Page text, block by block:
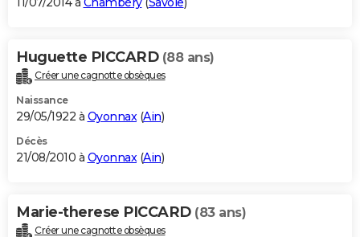
Huguette PICCARD (88 ans)
Créer une cagnotte obsèques
Naissance
29/05/1922 à Oyonnax(Ain)
Décès
21/08/2010 à Oyonnax(Ain)
Marie-therese PICCARD (83 ans)
Créer une cagnotte obsèques